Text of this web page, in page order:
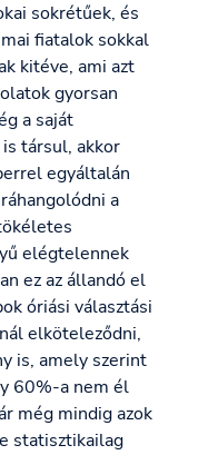
sokrétűek, és
fiatalok sokkal
kitéve, ami azt
gyorsan
a saját
társul, akkor
egyáltalán
a
elégtelennek
ez az állandó el
óriási választási
elköteleződni,
is, amely szerint
60%-a nem él
még mindig azok
statisztikailag